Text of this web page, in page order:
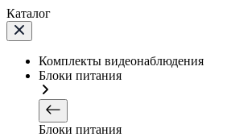
Каталог
Комплекты видеонаблюдения
Блоки питания
Блоки питания